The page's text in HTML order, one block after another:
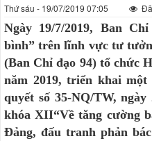
Thứ sáu - 19/07/2019 07:05
Ngày 19/7/2019, Ban
bình” trên lĩnh vực tư
(Ban Chỉ đạo 94) tổ chức
năm 2019, triển khai
quyết số 35-NQ/TW,
khóa XII“Về tăng cường
Đảng, đấu tranh phản